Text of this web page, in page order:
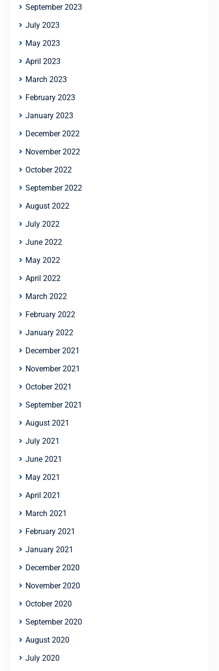
September 2023
July 2023
May 2023
April 2023
March 2023
February 2023
January 2023
December 2022
November 2022
October 2022
September 2022
August 2022
July 2022
June 2022
May 2022
April 2022
March 2022
February 2022
January 2022
December 2021
November 2021
October 2021
September 2021
August 2021
July 2021
June 2021
May 2021
April 2021
March 2021
February 2021
January 2021
December 2020
November 2020
October 2020
September 2020
August 2020
July 2020